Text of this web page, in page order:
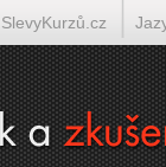
SlevyKurzů.cz
Tlumočení-